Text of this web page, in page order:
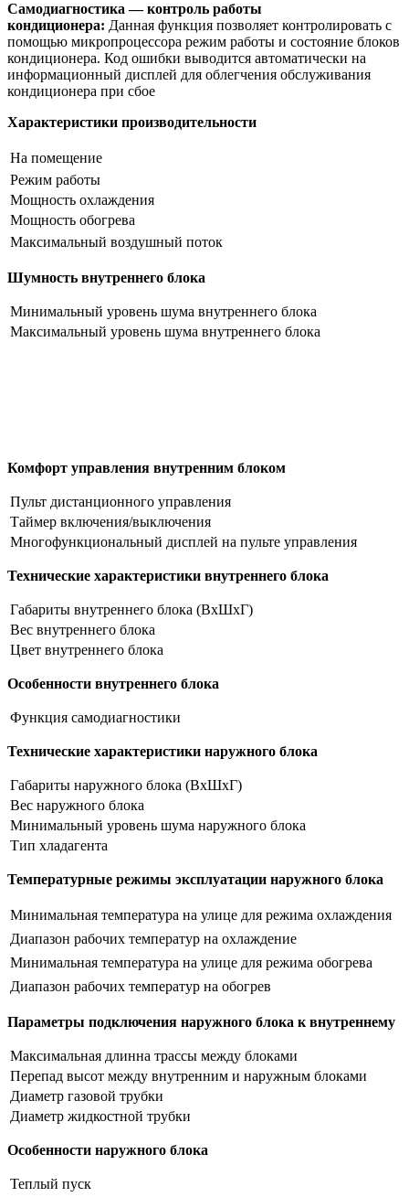
Самодиагностика — контроль работы
кондиционера: Данная функция позволяет контролировать с
помощью микропроцессора режим работы и состояние блоков
кондиционера. Код ошибки выводится автоматически на
информационный дисплей для облегчения обслуживания
кондиционера при сбое
Характеристики производительности
На помещение
Режим работы
Мощность охлаждения
Мощность обогрева
Максимальный воздушный поток
Шумность внутреннего блока
Минимальный уровень шума внутреннего блока
Максимальный уровень шума внутреннего блока
Комфорт управления внутренним блоком
Пульт дистанционного управления
Таймер включения/выключения
Многофункциональный дисплей на пульте управления
Технические характеристики внутреннего блока
Габариты внутреннего блока (ВхШхГ)
Вес внутреннего блока
Цвет внутреннего блока
Особенности внутреннего блока
Функция самодиагностики
Технические характеристики наружного блока
Габариты наружного блока (ВхШхГ)
Вес наружного блока
Минимальный уровень шума наружного блока
Тип хладагента
Температурные режимы эксплуатации наружного блока
Минимальная температура на улице для режима охлаждения
Диапазон рабочих температур на охлаждение
Минимальная температура на улице для режима обогрева
Диапазон рабочих температур на обогрев
Параметры подключения наружного блока к внутреннему
Максимальная длинна трассы между блоками
Перепад высот между внутренним и наружным блоками
Диаметр газовой трубки
Диаметр жидкостной трубки
Особенности наружного блока
Теплый пуск